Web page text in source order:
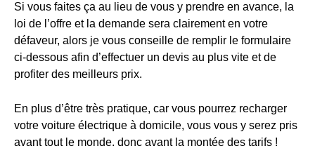
Si vous faites ça au lieu de vous y prendre en avance, la
loi de l’offre et la demande sera clairement en votre
défaveur, alors je vous conseille de remplir le formulaire
ci-dessous afin d’effectuer un devis au plus vite et de
profiter des meilleurs prix.
En plus d’être très pratique, car vous pourrez recharger
votre voiture électrique à domicile, vous vous y serez pris
avant tout le monde, donc avant la montée des tarifs !